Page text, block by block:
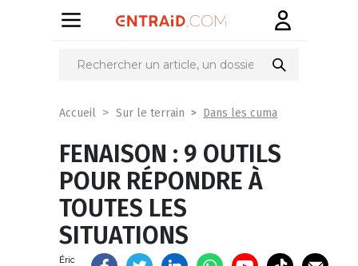
Partager
Accueil Sur le terrain Dans les cuma
FENAISON : 9 OUTILS
POUR RÉPONDRE À
TOUTES LES
SITUATIONS
Éric